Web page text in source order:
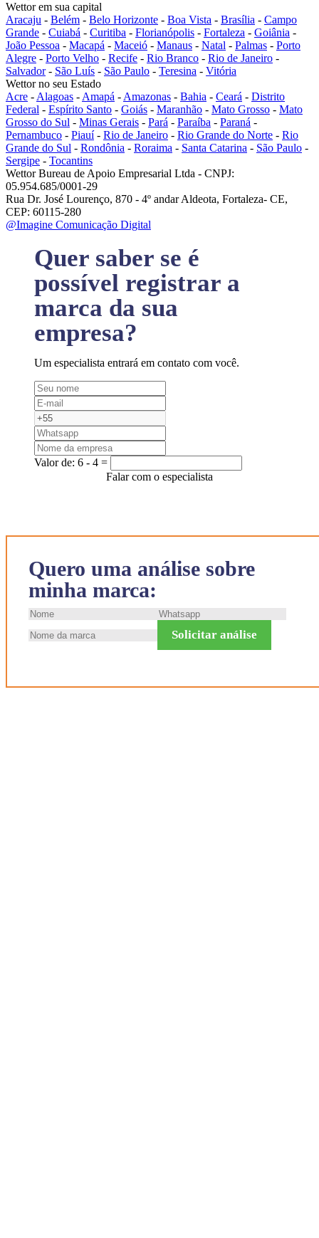
Quero uma análise sobre
minha marca:
Solicitar análise
Wettor em sua capital
Aracaju - Belém - Belo Horizonte - Boa Vista - Brasília - Campo
Grande - Cuiabá - Curitiba - Florianópolis - Fortaleza - Goiânia -
João Pessoa - Macapá - Maceió - Manaus - Natal - Palmas - Porto
Alegre - Porto Velho - Recife - Rio Branco - Rio de Janeiro -
Salvador- São Luís - São Paulo - Teresina - Vitória
Wettor no seu Estado
Acre - Alagoas - Amapá - Amazonas - Bahia - Ceará - Distrito
Federal - Espírito Santo - Goiás - Maranhão - Mato Grosso - Mato
Grosso do Sul - Minas Gerais - Pará - Paraíba - Paraná -
Pernambuco - Piauí- Rio de Janeiro - Rio Grande do Norte - Rio
Grande do Sul - Rondônia - Roraima - Santa Catarina - São Paulo -
Sergipe - Tocantins
Wettor Bureau de Apoio Empresarial Ltda - CNPJ:
05.954.685/0001-29
Rua Dr. José Lourenço, 870 - 4º andar Aldeota, Fortaleza- CE,
CEP: 60115-280
@Imagine Comunicação Digital
Quer saber se é
possível registrar a
marca da sua
empresa?
Um especialista entrará em contato com você.
Valor de: 6 - 4 =
Falar com o especialista